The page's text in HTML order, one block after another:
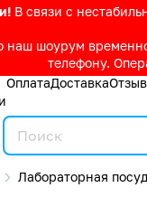
В связи с
шоурум
телефону.
ОплатаДоставка
Лабораторная